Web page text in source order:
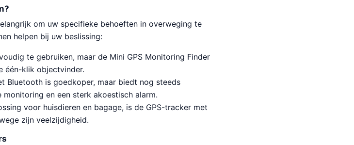
om uw specifieke behoeften in overweging te
helpen bij uw beslissing:
te gebruiken, maar de Mini GPS Monitoring Finder
één-klik objectvinder.
Bluetooth is goedkoper, maar biedt nog steeds
en een sterk akoestisch alarm.
voor huisdieren en bagage, is de GPS-tracker met
zijn veelzijdigheid.